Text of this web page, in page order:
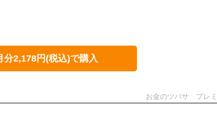
分2,178円(税込)で購入
お金のツバサ プレ